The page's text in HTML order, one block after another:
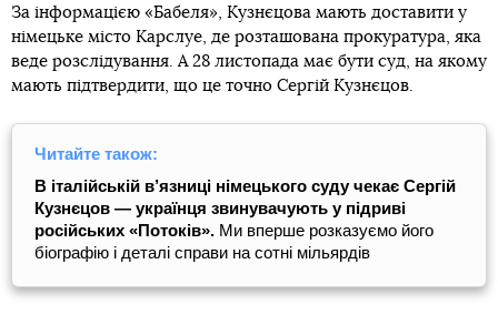
За інформацією «Бабеля», Кузнєцова мають доставити у
німецьке місто Карслуе, де розташована прокуратура, яка
веде розслідування. А 28 листопада має бути суд, на якому
мають підтвердити, що це точно Сергій Кузнєцов.
Читайте також:
В італійській в’язниці німецького суду чекає Сергій
Кузнєцов — українця звинувачують у підриві
російських «Потоків». Ми вперше розказуємо його
біографію і деталі справи на сотні мільярдів